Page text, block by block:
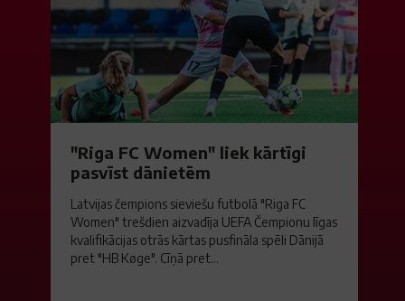
"Riga FC Women" liek kārtīgi
pasvīst dānietēm
Latvijas čempions sieviešu futbolā "Riga FC
Women" trešdien aizvadīja UEFA Čempionu līgas
kvalifikācijas otrās kārtas pusfināla spēli Dānijā
pret "HB Køge". Cīņā pret...